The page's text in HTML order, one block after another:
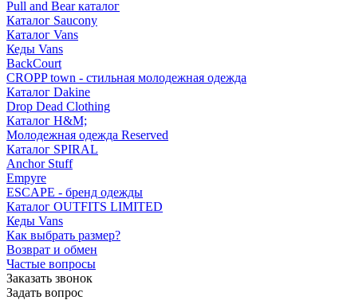
Pull and Bear каталог
Каталог Saucony
Каталог Vans
Кеды Vans
BackCourt
CROPP town - стильная молодежная одежда
Каталог Dakine
Drop Dead Clothing
Каталог H&M;
Молодежная одежда Reserved
Каталог SPIRAL
Anchor Stuff
Empyre
ESCAPE - бренд одежды
Каталог OUTFITS LIMITED
Кеды Vans
Как выбрать размер?
Возврат и обмен
Частые вопросы
Заказать звонок
Задать вопрос